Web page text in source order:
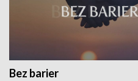
Bez barier